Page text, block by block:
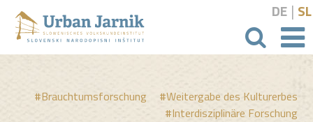
DE | SL
#Brauchtumsforschung
#Weitergabe des Kulturerbes
#Interdisziplinäre Forschung